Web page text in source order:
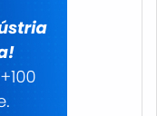
e
entrega com
com
bebedouro
lucratividade,
tenham
detalhes,